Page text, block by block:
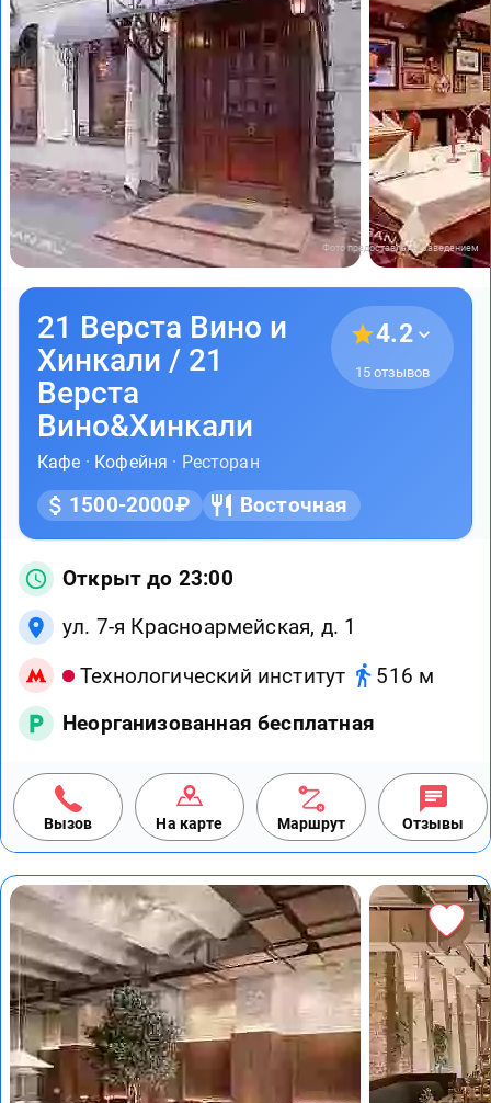
Фото предоставлены заведением
21 Верста Вино и
Хинкали / 21
Верста
Вино&Хинкали
Кафе · Кофейня · Ресторан
4.2
15 отзывов
1500-2000₽ Восточная
Открыт до 23:00
ул. 7-я Красноармейская, д. 1
Технологический институт
516 м
Неорганизованная бесплатная
Вызов На карте Маршрут Отзывы